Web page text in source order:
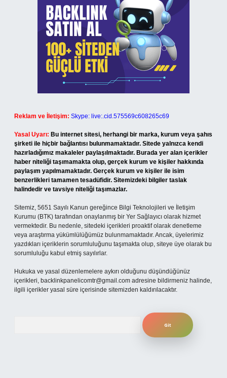
Reklam ve İletişim: Skype: live:.cid.575569c608265c69
Yasal Uyarı: Bu internet sitesi, herhangi bir marka, kurum veya şahıs
şirketi ile hiçbir bağlantısı bulunmamaktadır. Sitede yalnızca kendi
hazırladığımız makaleler paylaşılmaktadır. Burada yer alan içerikler
haber niteliği taşımamakta olup, gerçek kurum ve kişiler hakkında
paylaşım yapılmamaktadır. Gerçek kurum ve kişiler ile isim
benzerlikleri tamamen tesadüfidir. Sitemizdeki bilgiler taslak
halindedir ve tavsiye niteliği taşımazlar.
Sitemiz, 5651 Sayılı Kanun gereğince Bilgi Teknolojileri ve İletişim
Kurumu (BTK) tarafından onaylanmış bir Yer Sağlayıcı olarak hizmet
vermektedir. Bu nedenle, sitedeki içerikleri proaktif olarak denetleme
veya araştırma yükümlülüğümüz bulunmamaktadır. Ancak, üyelerimiz
yazdıkları içeriklerin sorumluluğunu taşımakta olup, siteye üye olarak bu
sorumluluğu kabul etmiş sayılırlar.
Hukuka ve yasal düzenlemelere aykırı olduğunu düşündüğünüz
içerikleri, backlinkpanelicomtr@gmail.com adresine bildirmeniz halinde,
ilgili içerikler yasal süre içerisinde sitemizden kaldırılacaktır.